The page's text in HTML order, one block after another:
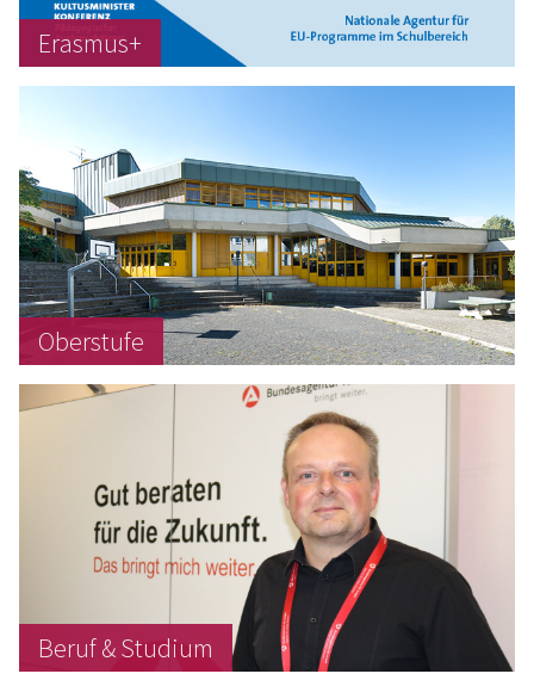
Erasmus+
Oberstufe
Beruf & Studium